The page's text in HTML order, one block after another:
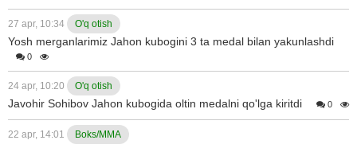
27 apr, 10:34 O'q otish
Yosh merganlarimiz Jahon kubogini 3 ta medal bilan yakunlashdi
0
24 apr, 10:20 O'q otish
Javohir Sohibov Jahon kubogida oltin medalni qo'lga kiritdi 0
22 apr, 14:01 Boks/MMA